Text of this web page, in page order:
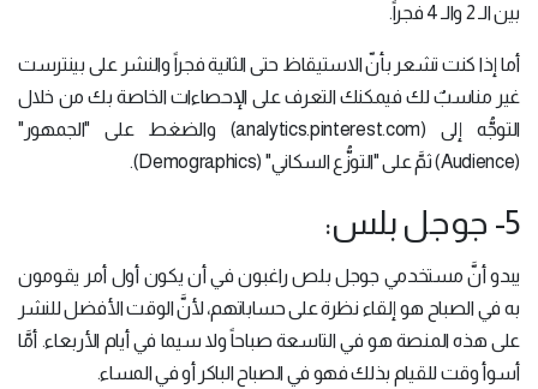
بين الـ 2 والـ 4 فجراً.
أما إذا كنت تشعر بأنّ الاستيقاظ حتى الثانية فجراً والنشر على بينترست
غير مناسبٌ لك فيمكنك التعرف على الإحصاءات الخاصة بك من خلال
التوجُّه إلى (analytics.pinterest.com) والضغط على "الجمهور"
(Audience) ثمَّ على "التوزُّع السكاني" (Demographics).
5- جوجل بلس:
يبدو أنَّ مستخدمي جوجل بلص راغبون في أن يكون أول أمر يقومون
به في الصباح هو إلقاء نظرة على حساباتهم، لأنَّ الوقت الأفضل للنشر
على هذه المنصة هو في التاسعة صباحاً ولا سيما في أيام الأربعاء. أمَّا
أسوأ وقت للقيام بذلك فهو في الصباح الباكر أو في المساء.